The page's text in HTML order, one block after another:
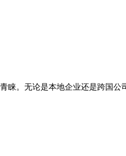
睐。无论是本地企业还是跨国公